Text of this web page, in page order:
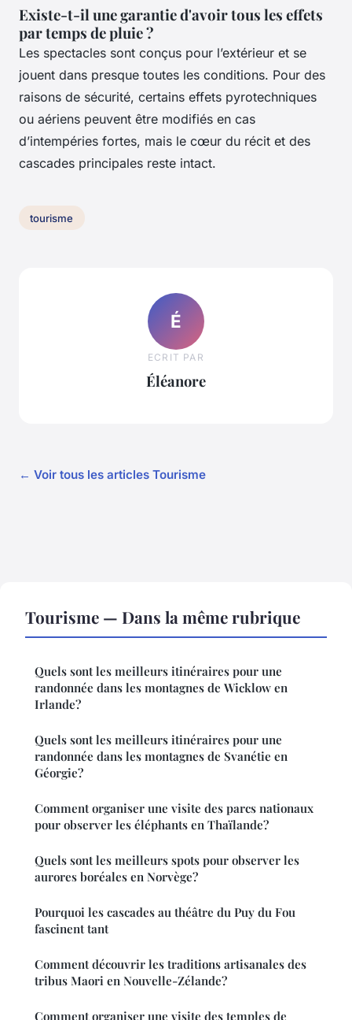
Existe-t-il une garantie d'avoir tous les effets
par temps de pluie ?
Les spectacles sont conçus pour l’extérieur et se
jouent dans presque toutes les conditions. Pour des
raisons de sécurité, certains effets pyrotechniques
ou aériens peuvent être modifiés en cas
d’intempéries fortes, mais le cœur du récit et des
cascades principales reste intact.
tourisme
É
ECRIT PAR
Éléanore
← Voir tous les articles Tourisme
Tourisme — Dans la même rubrique
Quels sont les meilleurs itinéraires pour une
randonnée dans les montagnes de Wicklow en
Irlande?
Quels sont les meilleurs itinéraires pour une
randonnée dans les montagnes de Svanétie en
Géorgie?
Comment organiser une visite des parcs nationaux
pour observer les éléphants en Thaïlande?
Quels sont les meilleurs spots pour observer les
aurores boréales en Norvège?
Pourquoi les cascades au théâtre du Puy du Fou
fascinent tant
Comment découvrir les traditions artisanales des
tribus Maori en Nouvelle-Zélande?
Comment organiser une visite des temples de